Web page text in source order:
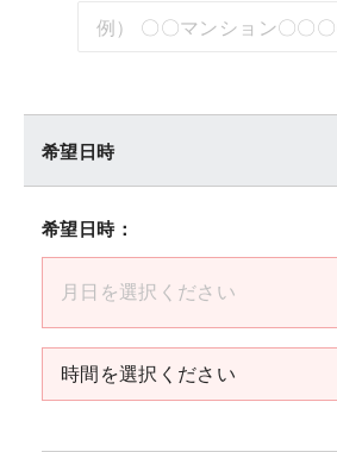
希望日時
希望日時：